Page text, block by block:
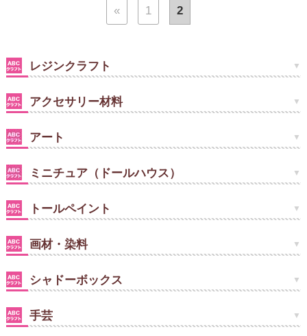
« 1 2
レジンクラフト
アクセサリー材料
アート
ミニチュア（ドールハウス）
トールペイント
画材・染料
シャドーボックス
手芸